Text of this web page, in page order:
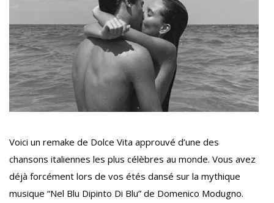
Voici un remake de Dolce Vita approuvé d’une des
chansons italiennes les plus célèbres au monde. Vous avez
déjà forcément lors de vos étés dansé sur la mythique
musique “Nel Blu Dipinto Di Blu” de Domenico Modugno.